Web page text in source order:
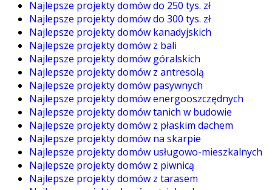
Najlepsze projekty domów do 250 tys. zł
Najlepsze projekty domów do 300 tys. zł
Najlepsze projekty domów kanadyjskich
Najlepsze projekty domów z bali
Najlepsze projekty domów góralskich
Najlepsze projekty domów z antresolą
Najlepsze projekty domów pasywnych
Najlepsze projekty domów energooszczędnych
Najlepsze projekty domów tanich w budowie
Najlepsze projekty domów z płaskim dachem
Najlepsze projekty domów na skarpie
Najlepsze projekty domów usługowo-mieszkalnych
Najlepsze projekty domów z piwnicą
Najlepsze projekty domów z tarasem